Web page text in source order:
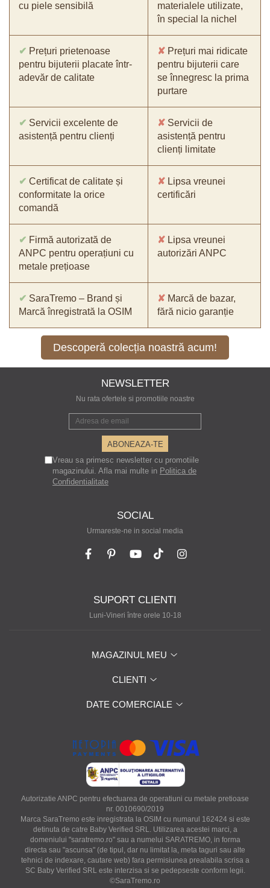
cu piele sensibilă
materialele utilizate,
în special la nichel
✔ Prețuri prietenoase
pentru bijuterii placate într-
adevăr de calitate
✘ Prețuri mai ridicate
pentru bijuterii care
se înnegresc la prima
purtare
✔ Servicii excelente de
asistență pentru clienți
✘ Servicii de
asistență pentru
clienți limitate
✔ Certificat de calitate și
conformitate la orice
comandă
✘ Lipsa vreunei
certificări
✔ Firmă autorizată de
ANPC pentru operațiuni cu
metale prețioase
✘ Lipsa vreunei
autorizări ANPC
✔ SaraTremo – Brand și
Marcă înregistrată la OSIM
✘ Marcă de bazar,
fără nicio garanție
Descoperă colecția noastră acum!
NEWSLETTER
Nu rata ofertele si promotiile noastre
Vreau sa primesc newsletter cu promotiile
magazinului. Afla mai multe in Politica de
Confidentialitate
SOCIAL
Urmareste-ne in social media
SUPORT CLIENTI
Luni-Vineri între orele 10-18
MAGAZINUL MEU
CLIENTI
DATE COMERCIALE
Autorizatie ANPC pentru efectuarea de operatiuni cu metale pretioase
nr. 0010690/2019
Marca SaraTremo este inregistrata la OSIM cu numarul 162424 si este
detinuta de catre Baby Verified SRL. Utilizarea acestei marci, a
domeniului "saratremo.ro" sau a numelui SARATREMO, in forma
directa sau "ascunsa" (de tipul, dar nu limitat la, meta taguri sau alte
tehnici de indexare, cautare web) fara permisiunea prealabila scrisa a
SC Baby Verified SRL este interzisa si se pedepseste conform legii.
©SaraTremo.ro